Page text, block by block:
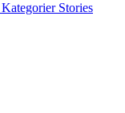
Kategorier Stories